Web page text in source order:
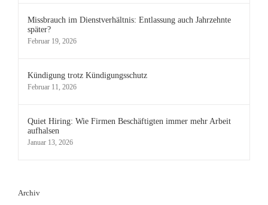
Missbrauch im Dienstverhältnis: Entlassung auch Jahrzehnte
später?
Februar 19, 2026
Kündigung trotz Kündigungsschutz
Februar 11, 2026
Quiet Hiring: Wie Firmen Beschäftigten immer mehr Arbeit
aufhalsen
Januar 13, 2026
Archiv